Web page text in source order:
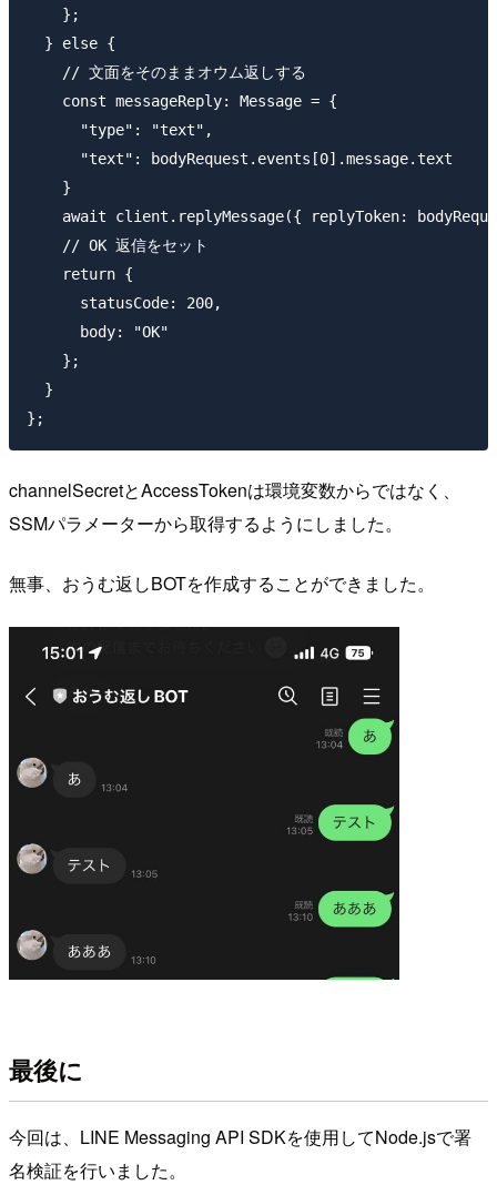
    };
  } else {
    // 文面をそのままオウム返しする
    const messageReply: Message = {
      "type": "text",
      "text": bodyRequest.events[0].message.text
    }
await client.replyMessage({ replyToken:
    // OK 返信をセット
    return {
      statusCode: 200,
      body: "OK"
    };
  }
channelSecretとAccessTokenは環境変数からではなく、
SSMパラメーターから取得するようにしました。
無事、おうむ返しBOTを作成することができました。
最後に
今回は、LINE Messaging API SDKを使用してNode.jsで署
名検証を行いました。